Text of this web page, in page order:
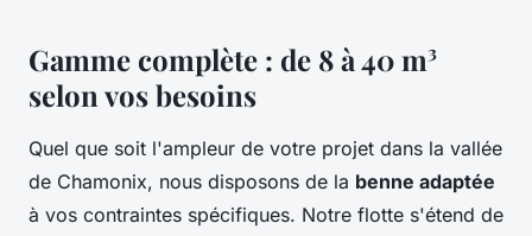
Gamme complète : de 8 à 40 m³
selon vos besoins
Quel que soit l'ampleur de votre projet dans la vallée
de Chamonix, nous disposons de la benne adaptée
à vos contraintes spécifiques. Notre flotte s'étend de